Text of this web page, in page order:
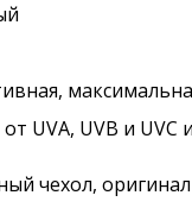
UVA, UVB и UVC
чехол,